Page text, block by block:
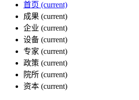
首页 (current)
成果 (current)
企业 (current)
设备 (current)
专家 (current)
政策 (current)
院所 (current)
资本 (current)